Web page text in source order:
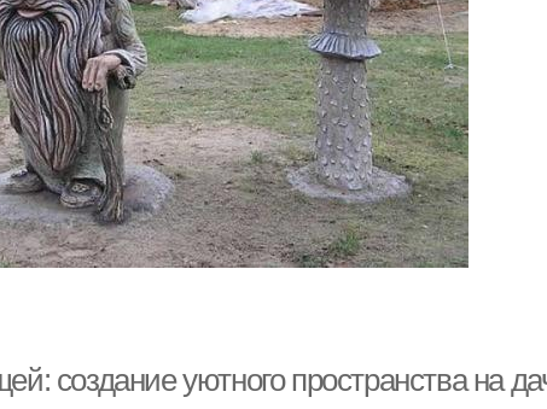
создание уютного пространства на